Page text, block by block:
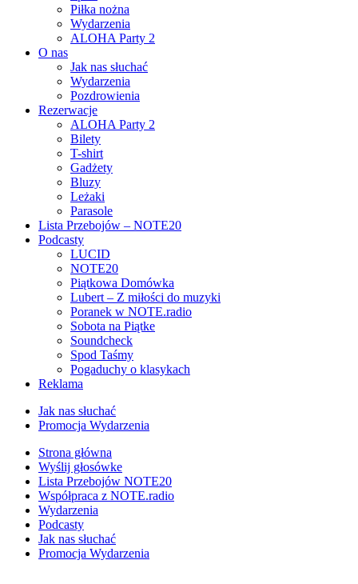
Piłka nożna
Wydarzenia
ALOHA Party 2
O nas
Jak nas słuchać
Wydarzenia
Pozdrowienia
Rezerwacje
ALOHA Party 2
Bilety
T-shirt
Gadżety
Bluzy
Leżaki
Parasole
Lista Przebojów – NOTE20
Podcasty
LUCID
NOTE20
Piątkowa Domówka
Lubert – Z miłości do muzyki
Poranek w NOTE.radio
Sobota na Piątke
Soundcheck
Spod Taśmy
Pogaduchy o klasykach
Reklama
Jak nas słuchać
Promocja Wydarzenia
Strona główna
Wyślij głosówke
Lista Przebojów NOTE20
Współpraca z NOTE.radio
Wydarzenia
Podcasty
Jak nas słuchać
Promocja Wydarzenia